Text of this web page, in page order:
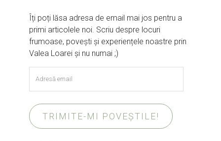
Îți poți lăsa adresa de email mai jos pentru a
primi articolele noi. Scriu despre locuri
frumoase, povești și experiențele noastre prin
Valea Loarei și nu numai ;)
email
TRIMITE-MI POVEȘTILE!